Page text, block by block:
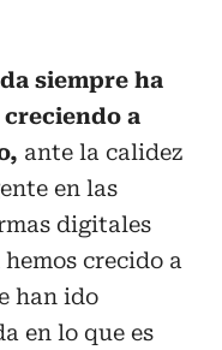
siempre ha
a
ante la calidez
en las
digitales
crecido a
han ido
en lo que es